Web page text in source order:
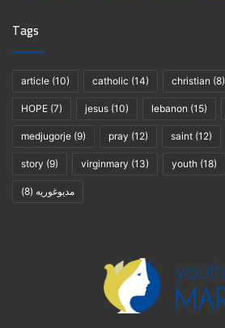
Tags
article (10) catholic (14) christian (8)
HOPE (7) jesus (10) lebanon (15)
medjugorje (9) pray (12) saint (12)
story (9) virginmary (13) youth (18)
مديوغوريه (8)